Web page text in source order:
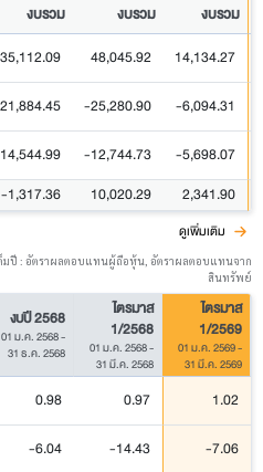
งบรวม งบรวม งบรวม
35,112.09 48,045.92 14,134.27
-25,280.90 -6,094.31
-12,744.73 -5,698.07
-1,317.36 10,020.29 2,341.90
ดูเพิ่มเติม
มปี : อัตราผลตอบแทนผู้ถือหุ้น, อัตราผลตอบแทนจาก
สินทรัพย์
งบปี 2568
01 ม.ค. 2568-
31 ธ.ค. 2568
ไตรมาส
1/2568
01 ม.ค. 2568-
31 มี.ค. 2568
ไตรมาส
1/2569
01 ม.ค. 2569-
31 มี.ค. 2569
0.98 0.97 1.02
-6.04 -14.43 -7.06